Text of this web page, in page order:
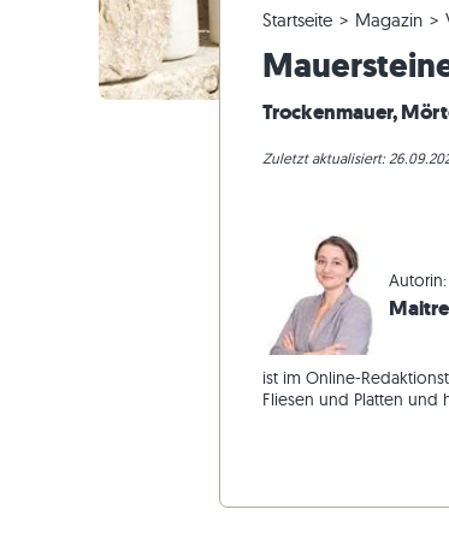
Quarzitfliesen
Marmorfliesen
Antike Fliesen
Kalksteinplatten
Marmorplatten
Quarzitplatten
Bestellung ändern & Stornieren
Musterversand
Lieferung & Transport
Panoramatour
Gartengestaltung
Wohninspirationen
Startseite Magazin
Trockenmauer,
Zuletzt aktualisiert:
Autorin:
ist im Online-
Fliesen und Platten und